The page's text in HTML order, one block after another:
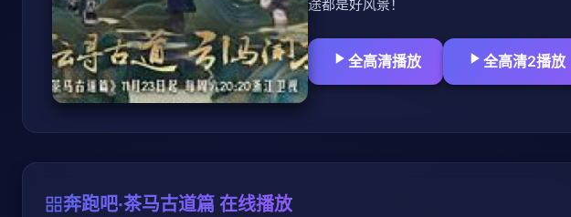
途都是好风景！
全高清播放 全高清2播放
奔跑吧·茶马古道篇 在线播放